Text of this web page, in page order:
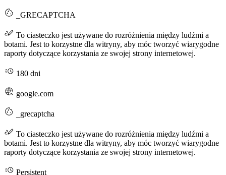
_GRECAPTCHA
To ciasteczko jest używane do rozróżnienia między ludźmi a
botami. Jest to korzystne dla witryny, aby móc tworzyć wiarygodne
raporty dotyczące korzystania ze swojej strony internetowej.
180 dni
google.com
_grecaptcha
To ciasteczko jest używane do rozróżnienia między ludźmi a
botami. Jest to korzystne dla witryny, aby móc tworzyć wiarygodne
raporty dotyczące korzystania ze swojej strony internetowej.
Persistent